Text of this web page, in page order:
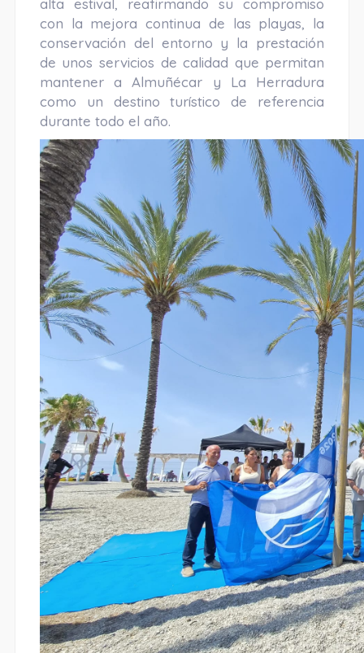
alta estival, reafirmando su compromiso
con la mejora continua de las playas, la
conservación del entorno y la prestación
de unos servicios de calidad que permitan
mantener a Almuñécar y La Herradura
como un destino turístico de referencia
durante todo el año.